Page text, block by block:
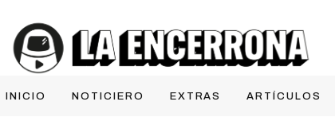
INICIO NOTICIERO EXTRAS ARTÍCULOS